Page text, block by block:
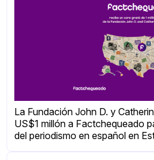
La Fundación John D. y
US$1 millón a Factchequeado
del periodismo en español en